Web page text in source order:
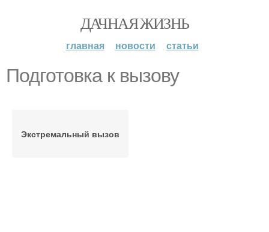
ДАЧНАЯ ЖИЗНЬ
главная новости статьи
Подготовка к вызову
Экстремальный вызов